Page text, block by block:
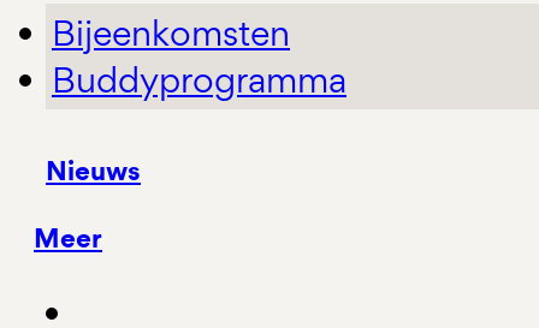
Bijeenkomsten
Buddyprogramma
Nieuws
Meer